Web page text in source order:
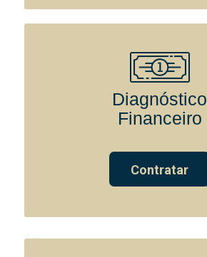
Diagnóstico
Financeiro
Contratar